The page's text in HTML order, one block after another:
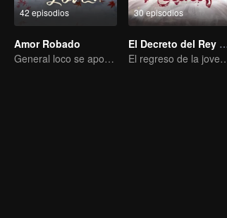
42 episodios
Amor Robado
General loco se apodera de su esposa por amor
30 episodios
El Decreto del
El regreso de la joven nacida